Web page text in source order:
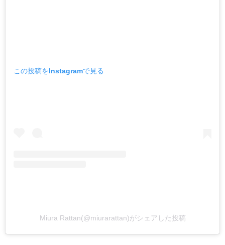
この投稿をInstagramで見る
Miura Rattan(@miurarattan)がシェアした投稿